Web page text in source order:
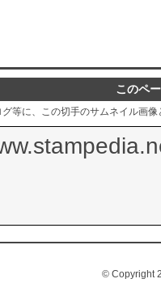
このペ
等に、この切手のサムネイル画
© Copyright